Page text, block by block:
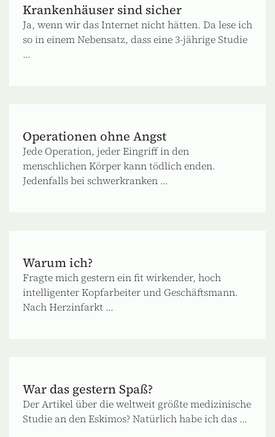
Krankenhäuser sind sicher
Ja, wenn wir das Internet nicht hätten. Da lese ich
so in einem Nebensatz, dass eine 3-jährige Studie
...
Operationen ohne Angst
Jede Operation, jeder Eingriff in den
menschlichen Körper kann tödlich enden.
Jedenfalls bei schwerkranken ...
Warum ich?
Fragte mich gestern ein fit wirkender, hoch
intelligenter Kopfarbeiter und Geschäftsmann.
Nach Herzinfarkt ...
War das gestern Spaß?
Der Artikel über die weltweit größte medizinische
Studie an den Eskimos? Natürlich habe ich das ...